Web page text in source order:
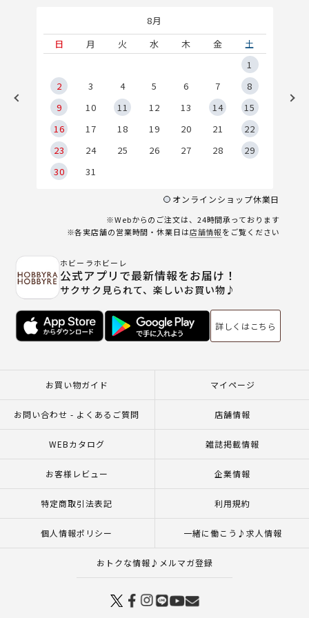
8月
日
月 火 水 木 金
土
1
2
3 4 5 6 7
8
9
10 11 12 13 14
15
16
17 18 19 20 21
22
23
24 25 26 27 28
29
30
31
オンラインショップ休業日
※Webからのご注文は、24時間承っております
※各実店舗の営業時間・休業日は店舗情報をご覧ください
ホビーラホビーレ
公式アプリで最新情報をお届け！
サクサク見られて、楽しいお買い物♪
詳しくはこちら
お買い物ガイド マイページ
お問い合わせ - よくあるご質問 店舗情報
WEBカタログ 雑誌掲載情報
お客様レビュー 企業情報
特定商取引法表記 利用規約
個人情報ポリシー 一緒に働こう♪求人情報
おトクな情報♪メルマガ登録